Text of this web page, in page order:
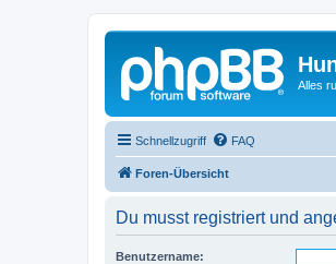
Alles
Schnellzugriff FAQ
Foren-Übersicht
Du musst registriert und
Benutzername: